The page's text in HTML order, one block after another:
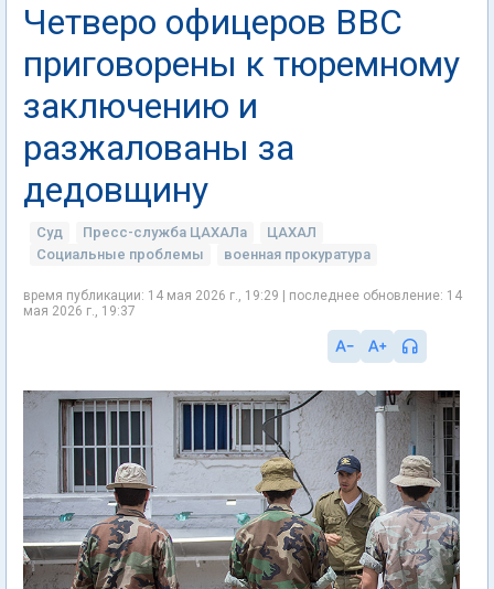
Четверо офицеров ВВС
приговорены к тюремному
заключению и
разжалованы за
дедовщину
Суд Пресс-служба ЦАХАЛа
ЦАХАЛ
Социальные проблемы
военная прокуратура
время публикации: 14 мая 2026 г., 19:29 | последнее обновление: 14
мая 2026 г., 19:37